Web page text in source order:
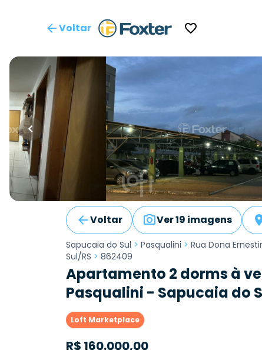
Voltar
Voltar Ver 19 imagens
Sapucaia do Sul > Pasqualini > Rua Dona
Sul/RS > 862409
Apartamento 2 dorms à
Pasqualini - Sapucaia do
Loft Marketplace
R$ 160.000,00